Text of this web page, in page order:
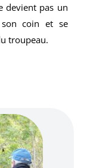
devient pas un
son coin et se
troupeau.